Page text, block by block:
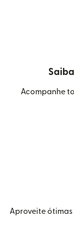
Acompanhe
Aproveite